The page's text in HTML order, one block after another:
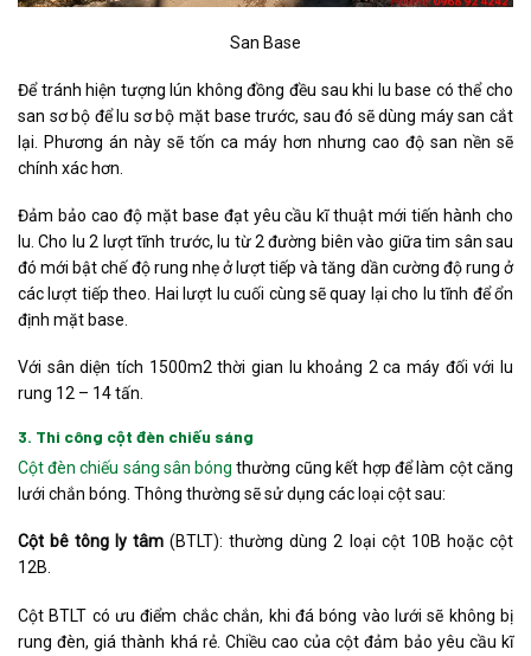
San Base
Để tránh hiện tượng lún không đồng đều sau khi lu base có thể cho
san sơ bộ để lu sơ bộ mặt base trước, sau đó sẽ dùng máy san cắt
lại. Phương án này sẽ tốn ca máy hơn nhưng cao độ san nền sẽ
chính xác hơn.
Đảm bảo cao độ mặt base đạt yêu cầu kĩ thuật mới tiến hành cho
lu. Cho lu 2 lượt tĩnh trước, lu từ 2 đường biên vào giữa tim sân sau
đó mới bật chế độ rung nhẹ ở lượt tiếp và tăng dần cường độ rung ở
các lượt tiếp theo. Hai lượt lu cuối cùng sẽ quay lại cho lu tĩnh để ổn
định mặt base.
Với sân diện tích 1500m2 thời gian lu khoảng 2 ca máy đối với lu
rung 12 – 14 tấn.
3. Thi công cột đèn chiếu sáng
Cột đèn chiếu sáng sân bóng thường cũng kết hợp để làm cột căng
lưới chắn bóng. Thông thường sẽ sử dụng các loại cột sau:
Cột bê tông ly tâm (BTLT): thường dùng 2 loại cột 10B hoặc cột
12B.
Cột BTLT có ưu điểm chắc chắn, khi đá bóng vào lưới sẽ không bị
rung đèn, giá thành khá rẻ. Chiều cao của cột đảm bảo yêu cầu kĩ